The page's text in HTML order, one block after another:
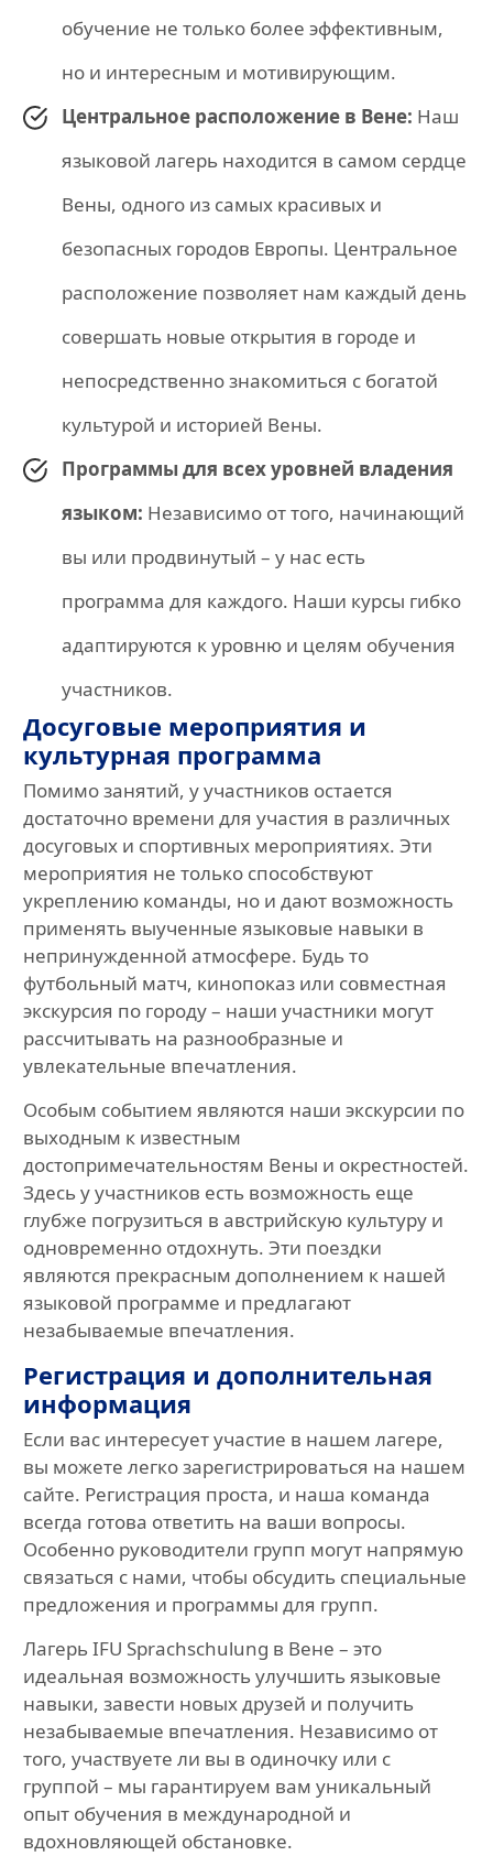
обучение не только более эффективным,
но и интересным и мотивирующим.
Центральное расположение в Вене: Наш
языковой лагерь находится в самом сердце
Вены, одного из самых красивых и
безопасных городов Европы. Центральное
расположение позволяет нам каждый день
совершать новые открытия в городе и
непосредственно знакомиться с богатой
культурой и историей Вены.
Программы для всех уровней владения
языком: Независимо от того, начинающий
вы или продвинутый – у нас есть
программа для каждого. Наши курсы гибко
адаптируются к уровню и целям обучения
участников.
Досуговые мероприятия и
культурная программа
Помимо занятий, у участников остается
достаточно времени для участия в различных
досуговых и спортивных мероприятиях. Эти
мероприятия не только способствуют
укреплению команды, но и дают возможность
применять выученные языковые навыки в
непринужденной атмосфере. Будь то
футбольный матч, кинопоказ или совместная
экскурсия по городу – наши участники могут
рассчитывать на разнообразные и
увлекательные впечатления.
Особым событием являются наши экскурсии по
выходным к известным
достопримечательностям Вены и окрестностей.
Здесь у участников есть возможность еще
глубже погрузиться в австрийскую культуру и
одновременно отдохнуть. Эти поездки
являются прекрасным дополнением к нашей
языковой программе и предлагают
незабываемые впечатления.
Регистрация и дополнительная
информация
Если вас интересует участие в нашем лагере,
вы можете легко зарегистрироваться на нашем
сайте. Регистрация проста, и наша команда
всегда готова ответить на ваши вопросы.
Особенно руководители групп могут напрямую
связаться с нами, чтобы обсудить специальные
предложения и программы для групп.
Лагерь IFU Sprachschulung в Вене – это
идеальная возможность улучшить языковые
навыки, завести новых друзей и получить
незабываемые впечатления. Независимо от
того, участвуете ли вы в одиночку или с
группой – мы гарантируем вам уникальный
опыт обучения в международной и
вдохновляющей обстановке.